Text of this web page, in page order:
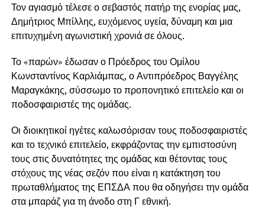
Τον αγιασμό τέλεσε ο σεβαστός πατήρ της ενορίας μας,
Δημήτριος Μπίλλης, ευχόμενος υγεία, δύναμη και μια
επιτυχημένη αγωνιστική χρονιά σε όλους.
Το «παρών» έδωσαν ο Πρόεδρος του Ομίλου
Κωνσταντίνος Καρλιάμπας, ο Αντιπρόεδρος Βαγγέλης
Μαραγκάκης, σύσσωμο το προπονητικό επιτελείο και οι
ποδοσφαιριστές της ομάδας.
Οι διοικητικοί ηγέτες καλωσόρισαν τους ποδοσφαιριστές
και το τεχνικό επιτελείο, εκφράζοντας την εμπιστοσύνη
τους στις δυνατότητες της ομάδας και θέτοντας τους
στόχους της νέας σεζόν που είναι η κατάκτηση του
πρωταθλήματος της ΕΠΣΔΑ που θα οδηγήσει την ομάδα
στα μπαράζ για τη άνοδο στη Γ εθνική.